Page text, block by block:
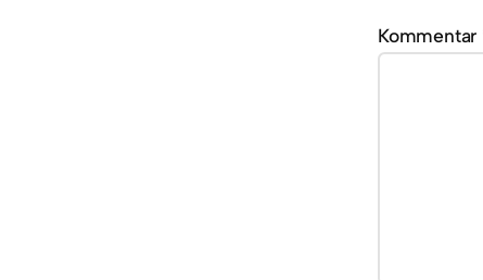
Kommentar